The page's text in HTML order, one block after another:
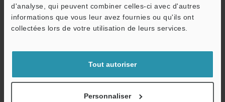
d'analyse, qui peuvent combiner celles-ci avec d'autres
informations que vous leur avez fournies ou qu'ils ont
collectées lors de votre utilisation de leurs services.
Tout autoriser
Personnaliser
Télécharger le catalogue
Guides techniques
Fiche technique (PDF)